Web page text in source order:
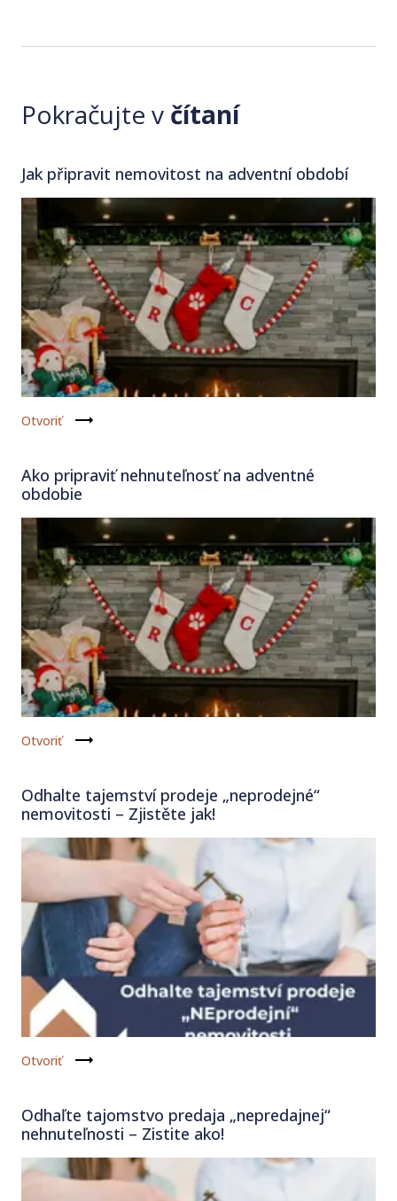
Pokračujte v čítaní
Jak připravit nemovitost na adventní období
Otvoriť
Ako pripraviť nehnuteľnosť na adventné
obdobie
Otvoriť
Odhalte tajemství prodeje „neprodejné“
nemovitosti – Zjistěte jak!
Otvoriť
Odhaľte tajomstvo predaja „nepredajnej“
nehnuteľnosti – Zistite ako!